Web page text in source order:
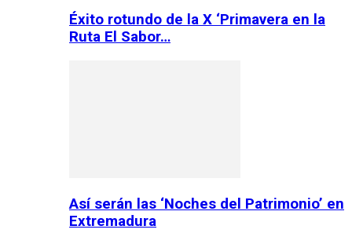
Éxito rotundo de la X ‘Primavera en la
Ruta El Sabor…
Así serán las ‘Noches del Patrimonio’ en
Extremadura